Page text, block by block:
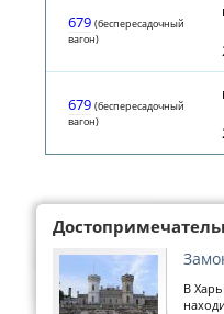
679 (беспересадочный
вагон)
679 (беспересадочный
вагон)
В